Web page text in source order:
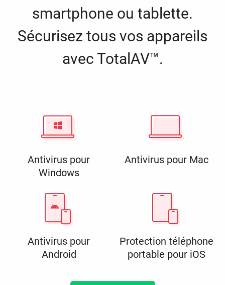
smartphone ou tablette.
Sécurisez tous vos appareils
avec TotalAV™.
Antivirus pour
Windows
Antivirus pour Mac
Antivirus pour
Android
Protection téléphone
portable pour iOS